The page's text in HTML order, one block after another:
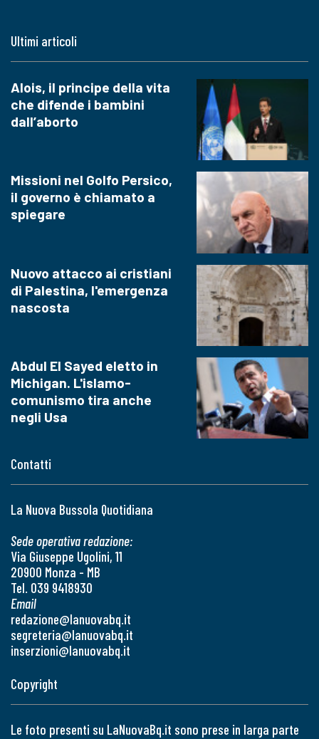
Contatti
La Nuova Bussola Quotidiana
Sede operativa redazione:
Via Giuseppe Ugolini, 11
20900 Monza - MB
Tel. 039 9418930
Email
redazione@lanuovabq.it
segreteria@lanuovabq.it
inserzioni@lanuovabq.it
Ultimi articoli
Alois, il principe della vita
che difende i bambini
dall’aborto
Missioni nel Golfo Persico,
il governo è chiamato a
spiegare
Nuovo attacco ai cristiani
di Palestina, l'emergenza
nascosta
Abdul El Sayed eletto in
Michigan. L'islamo-
comunismo tira anche
negli Usa
Copyright
Le foto presenti su LaNuovaBq.it sono prese in larga parte